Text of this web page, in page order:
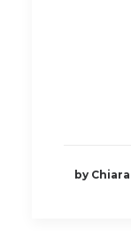
by Chiara